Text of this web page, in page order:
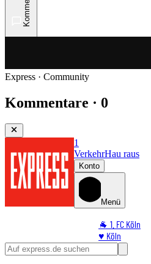
Express · Community
Kommentare · 0
1
VerkehrHau raus
Konto
Menü
🐐 1. FC Köln
♥️ Köln
⭐ Promi